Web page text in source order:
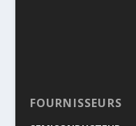
FOURNISSEURS